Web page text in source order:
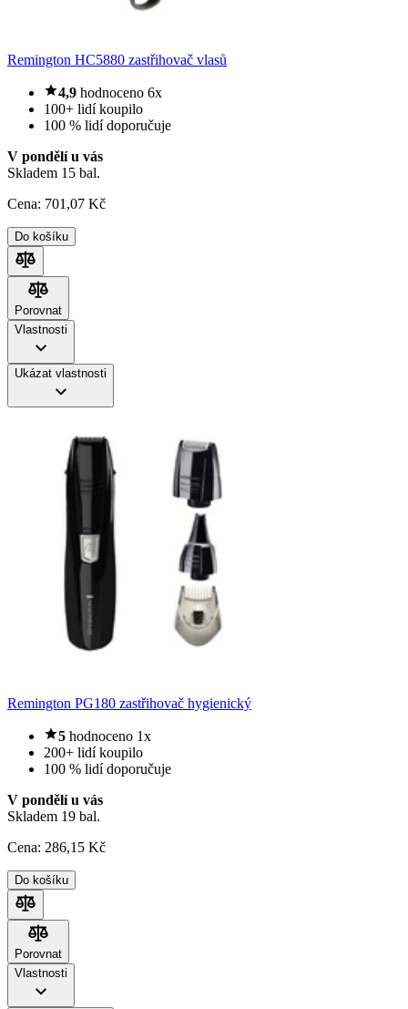
Remington HC5880 zastřihovač vlasů
4,9 hodnoceno 6x
100+ lidí koupilo
100 % lidí doporučuje
V pondělí u vás
Skladem 15 bal.
Cena: 701 ,07 Kč
Do košíku
Porovnat
Porovnat
Vlastnosti
Ukázat vlastnosti
Remington PG180 zastřihovač hygienický
5 hodnoceno 1x
200+ lidí koupilo
100 % lidí doporučuje
V pondělí u vás
Skladem 19 bal.
Cena: 286,15 Kč
Do košíku
Porovnat
Porovnat
Vlastnosti